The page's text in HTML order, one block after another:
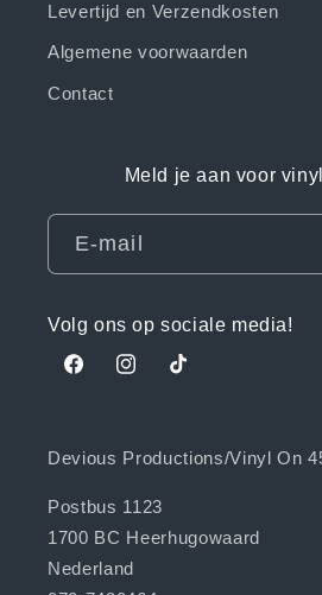
Levertijd en Verzendkosten
Algemene voorwaarden
Contact
Meld je aan voor
E‑mail
Volg ons op sociale media!
FacebookInstagramTikTok
Devious Productions/Vinyl On
Postbus 1123
1700 BC Heerhugowaard
Nederland